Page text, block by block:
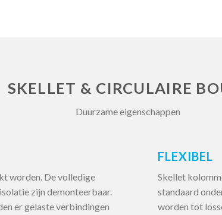
SKELLET & CIRCULAIRE
Duurzame eigenschappen
worden. De volledige
zijn demonteerbaar.
er gelaste verbindingen
FLEXIBEL
Skellet
standaard
worden tot